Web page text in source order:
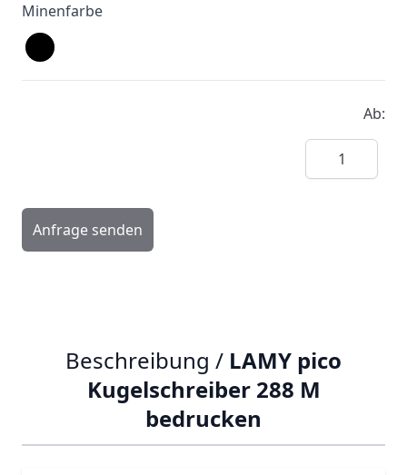
Minenfarbe
Ab:
Menge
Anfrage senden
Beschreibung / LAMY pico
Kugelschreiber 288 M
bedrucken